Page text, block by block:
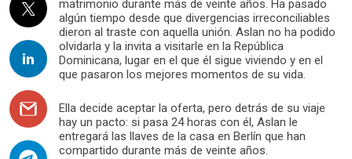
matrimonio durante más de veinte años. Ha pasado
algún tiempo desde que divergencias irreconciliables
dieron al traste con aquella unión. Aslan no ha podido
olvidarla y la invita a visitarle en la República
Dominicana, lugar en el que él sigue viviendo y en el
que pasaron los mejores momentos de su vida.
Ella decide aceptar la oferta, pero detrás de su viaje
hay un pacto: si pasa 24 horas con él, Aslan le
entregará las llaves de la casa en Berlín que han
compartido durante más de veinte años.